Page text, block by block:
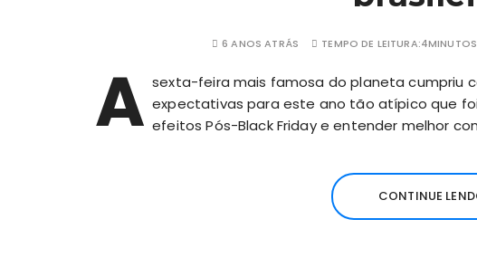
6 ANOS ATRÁS TEMPO DE LEITURA:4MINUTOS
A sexta-feira mais famosa do planeta cumpriu
expectativas para este ano tão atípico que foi
efeitos Pós-Black Friday e entender melhor
CONTINUE